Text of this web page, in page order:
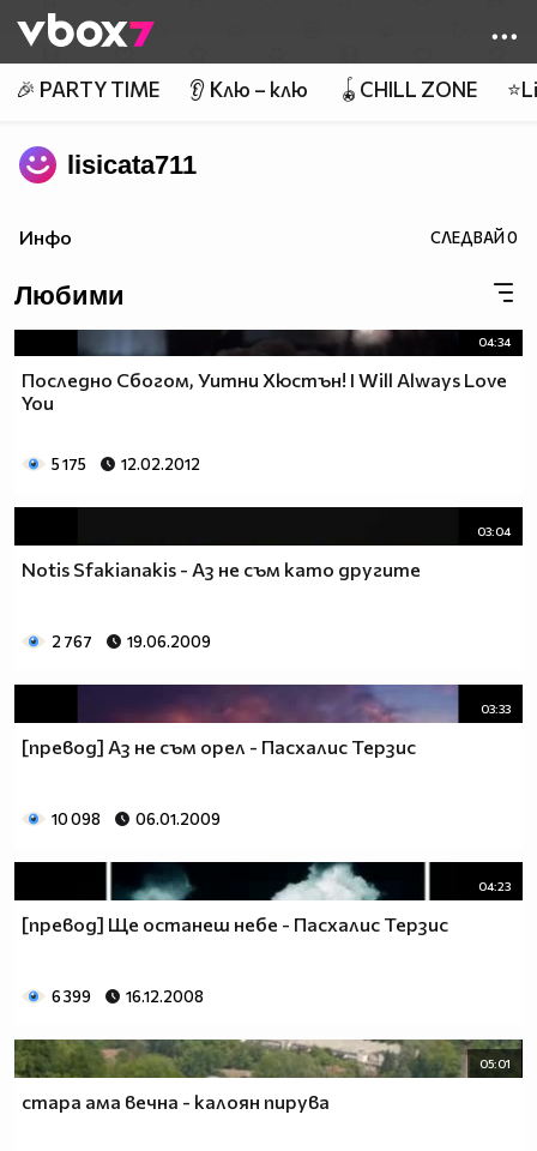
👾
🎉 PARTY TIME 👂 Клю – клю 🪀CHILL ZONE
lisicata711
Инфо СЛЕДВАЙ0
Любими
04:34
Последно Сбогом, Уитни Хюстън! I Will Always Love
You
5 175 12.02.2012
03:04
Notis Sfakianakis - Аз не съм като другите
2 767 19.06.2009
03:33
[превод] Аз не съм орел - Пасхалис Терзис
10 098 06.01.2009
04:23
[превод] Ще останеш небе - Пасхалис Терзис
6 399 16.12.2008
05:01
стара ама вечна - калоян пирува